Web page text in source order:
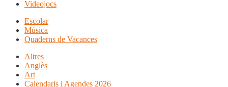
Videojocs
Escolar
Música
Quaderns de Vacances
Altres
Anglès
Art
Calendaris i Agendes 2026